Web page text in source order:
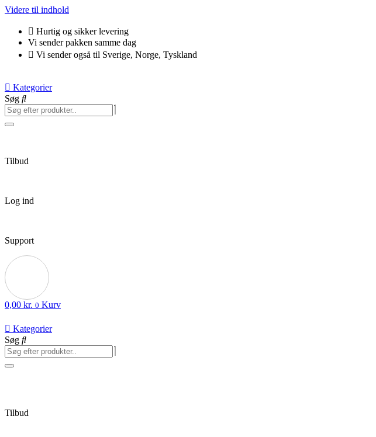
Videre til indhold
Hurtig og sikker levering
Vi sender pakken samme dag
Vi sender også til Sverige, Norge, Tyskland
Kategorier
Søg
Tilbud
Log ind
Support
0,00 kr. 0 Kurv
Kategorier
Søg
Tilbud